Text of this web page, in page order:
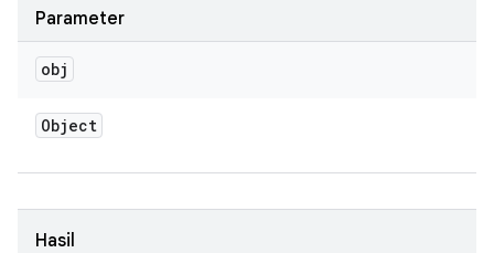
Parameter
obj
Object
Hasil